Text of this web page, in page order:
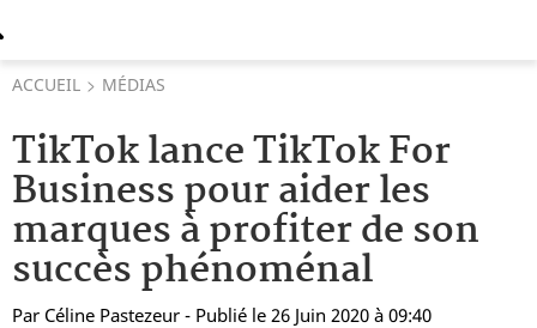
ACCUEIL MÉDIAS
TikTok lance TikTok For
Business pour aider les
marques à profiter de son
succès phénoménal
Par Céline Pastezeur - Publié le 26 Juin 2020 à 09:40